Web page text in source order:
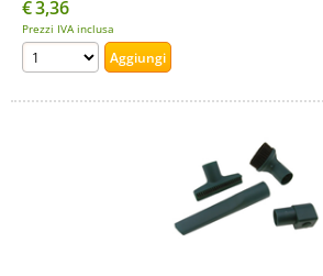
€3,36
Prezzi IVA inclusa